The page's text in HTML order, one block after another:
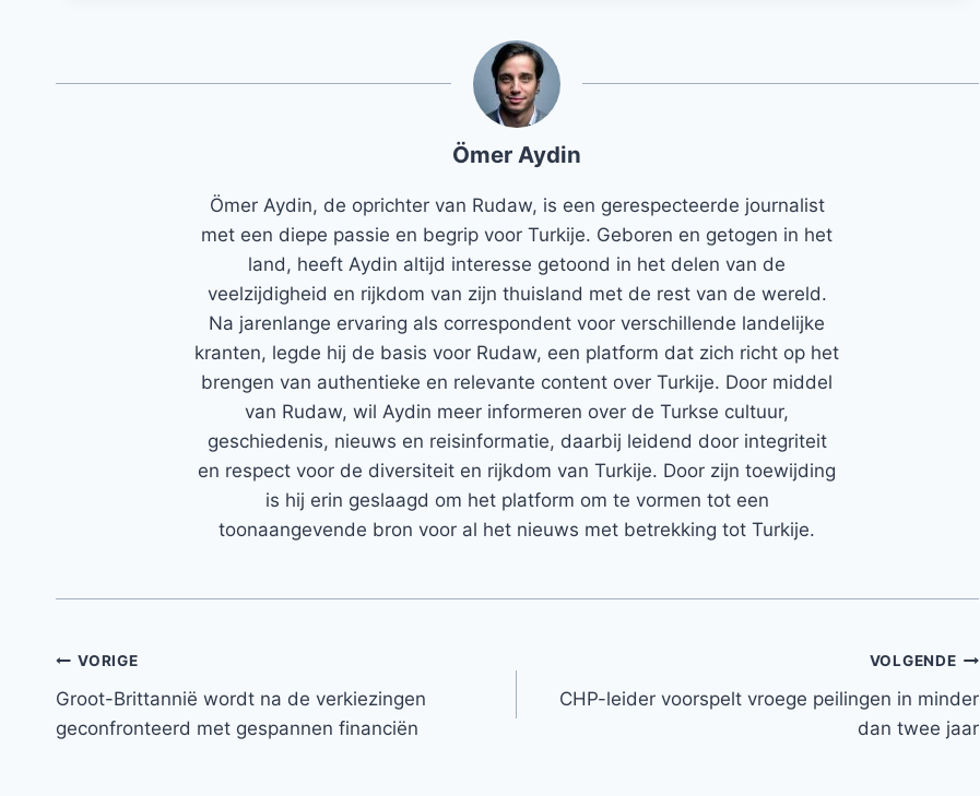
Ömer Aydin
Ömer Aydin, de oprichter van Rudaw, is een gerespecteerde journalist
met een diepe passie en begrip voor Turkije. Geboren en getogen in het
land, heeft Aydin altijd interesse getoond in het delen van de
veelzijdigheid en rijkdom van zijn thuisland met de rest van de wereld.
Na jarenlange ervaring als correspondent voor verschillende landelijke
kranten, legde hij de basis voor Rudaw, een platform dat zich richt op het
brengen van authentieke en relevante content over Turkije. Door middel
van Rudaw, wil Aydin meer informeren over de Turkse cultuur,
geschiedenis, nieuws en reisinformatie, daarbij leidend door integriteit
en respect voor de diversiteit en rijkdom van Turkije. Door zijn toewijding
is hij erin geslaagd om het platform om te vormen tot een
toonaangevende bron voor al het nieuws met betrekking tot Turkije.
Bericht
navigatie
VORIGE
Groot-Brittannië wordt na de verkiezingen
geconfronteerd met gespannen financiën
VOLGENDE
CHP-leider voorspelt vroege peilingen in minder
dan twee jaar